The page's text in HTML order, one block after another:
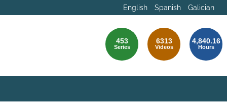
English Spanish Galician
453
Series
6313
Videos
4,840.16
Hours